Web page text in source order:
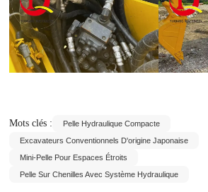
Mots clés :
Pelle Hydraulique Compacte
Excavateurs Conventionnels D'origine Japonaise
Mini-Pelle Pour Espaces Étroits
Pelle Sur Chenilles Avec Système Hydraulique